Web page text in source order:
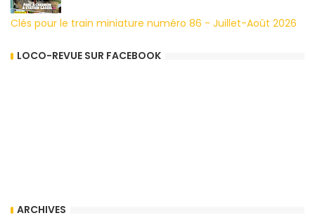
Clés pour le train miniature numéro 86 - Juillet-Août 2026
LOCO-REVUE SUR FACEBOOK
ARCHIVES